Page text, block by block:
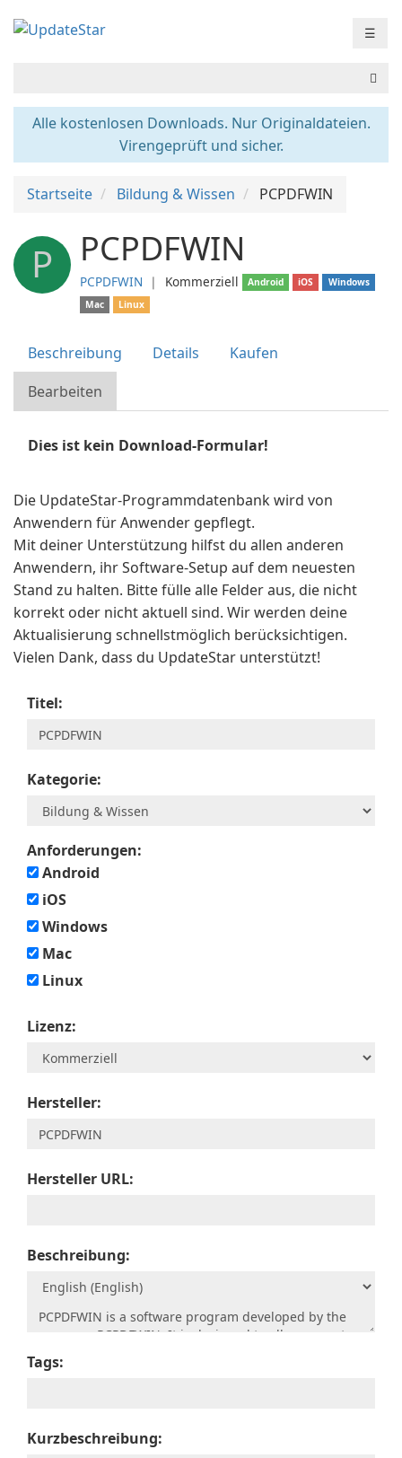
☰
Alle kostenlosen Downloads. Nur Originaldateien.
Virengeprüft und sicher.
Startseite Bildung & Wissen PCPDFWIN
P PCPDFWIN
PCPDFWIN ❘ Kommerziell Android iOS
Windows
Mac
Linux
Beschreibung Details
Kaufen
Bearbeiten
Dies ist kein Download-Formular!
Die UpdateStar-Programmdatenbank wird von
Anwendern für Anwender gepflegt.
Mit deiner Unterstützung hilfst du allen anderen
Anwendern, ihr Software-Setup auf dem neuesten
Stand zu halten. Bitte fülle alle Felder aus, die nicht
korrekt oder nicht aktuell sind. Wir werden deine
Aktualisierung schnellstmöglich berücksichtigen.
Vielen Dank, dass du UpdateStar unterstützt!
Titel:
Kategorie:
Anforderungen:
Android
iOS
Windows
Mac
Linux
Lizenz:
Hersteller:
Hersteller URL:
Beschreibung:
Tags:
Kurzbeschreibung: